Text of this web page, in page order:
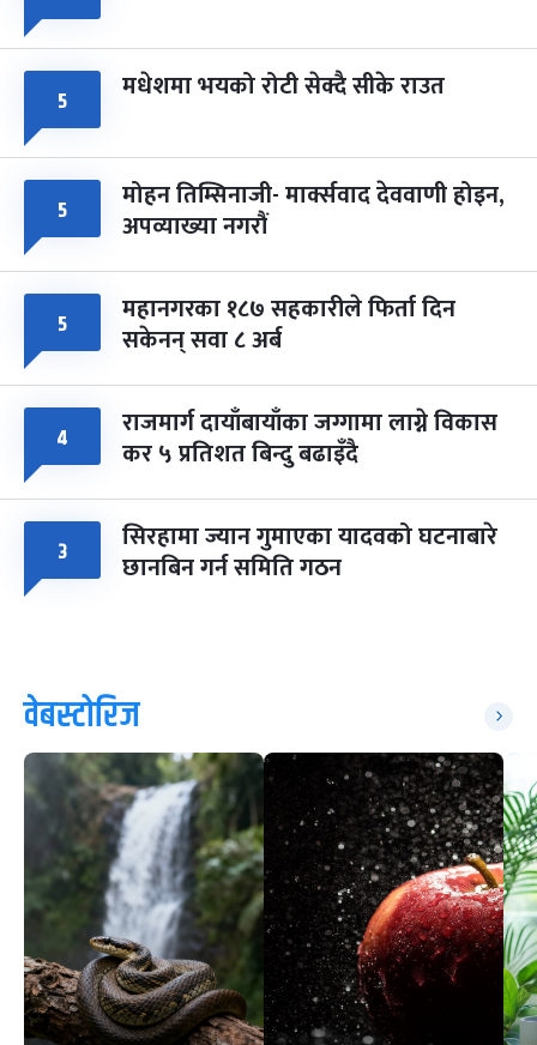
५ मधेशमा भयको रोटी सेक्दै सीके राउत
५ मोहन तिम्सिनाजी- मार्क्सवाद देववाणी होइन,
अपव्याख्या नगरौं
५ महानगरका १८७ सहकारीले फिर्ता दिन
सकेनन् सवा ८ अर्ब
४ राजमार्ग दायाँबायाँका जग्गामा लाग्ने विकास
कर ५ प्रतिशत बिन्दु बढाइँदै
३ सिरहामा ज्यान गुमाएका यादवको घटनाबारे
छानबिन गर्न समिति गठन
वेबस्टोरिज